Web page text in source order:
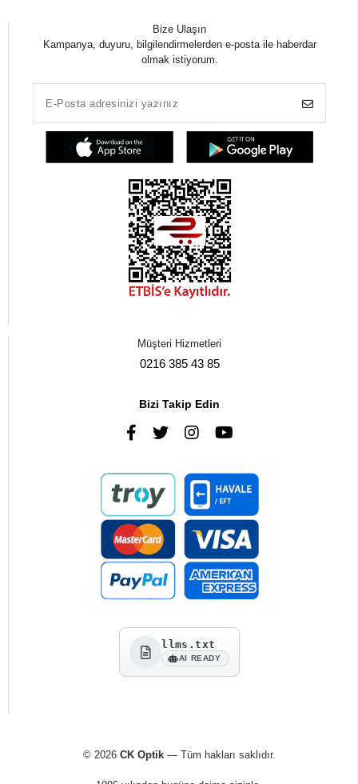
Bize Ulaşın
Kampanya, duyuru, bilgilendirmelerden e-posta ile haberdar
olmak istiyorum.
Müşteri Hizmetleri
0216 385 43 85
Bizi Takip Edin
llms.txt
AI READY
© 2026 CK Optik— Tüm hakları saklıdır.